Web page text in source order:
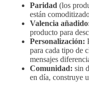
Paridad (los
están
Valencia
producto para
Personalización:
para cada tipo de
mensajes
Comunidad: sin
en día, construye